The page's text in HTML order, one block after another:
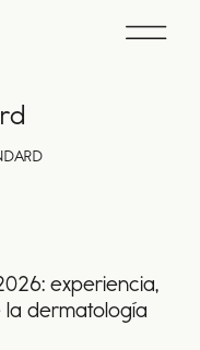
experiencia,
dermatología